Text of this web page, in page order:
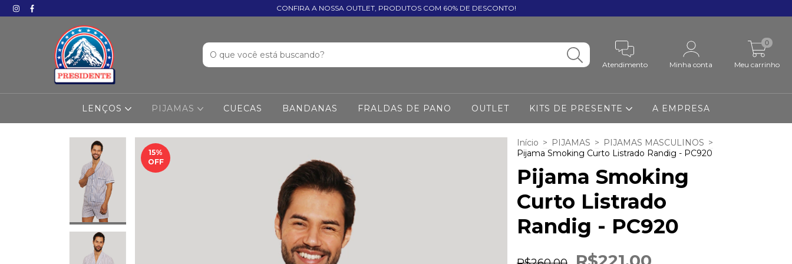
CONFIRA A NOSSA OUTLET, PRODUTOS COM 60% DE DESCONTO!
Atendimento Minha conta Meu carrinho
0
LENÇOS PIJAMAS CUECAS BANDANAS FRALDAS DE PANO OUTLET KITS DE PRESENTE A EMPRESA
15%
OFF
Início > PIJAMAS > PIJAMAS MASCULINOS >
Pijama Smoking Curto Listrado Randig - PC920
Pijama Smoking
Curto Listrado
Randig - PC920